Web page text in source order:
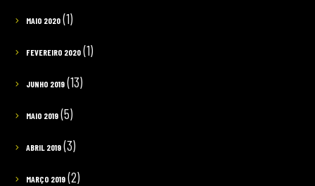
MAIO 2020(1)
FEVEREIRO 2020(1)
JUNHO 2019(13)
MAIO 2019(5)
ABRIL 2019(3)
MARÇO 2019(2)